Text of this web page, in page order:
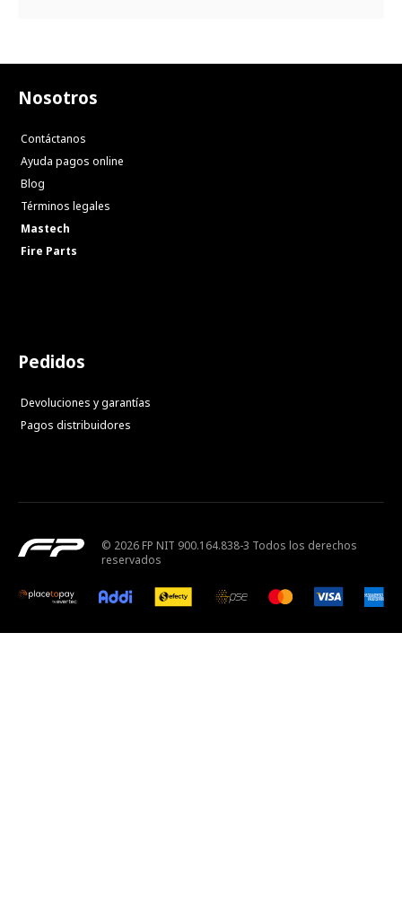
Nosotros
Contáctanos
Ayuda pagos online
Blog
Términos legales
Mastech
Fire Parts
Pedidos
Devoluciones y garantías
Pagos distribuidores
© 2026 FP NIT 900.164.838-3 Todos los derechos
reservados